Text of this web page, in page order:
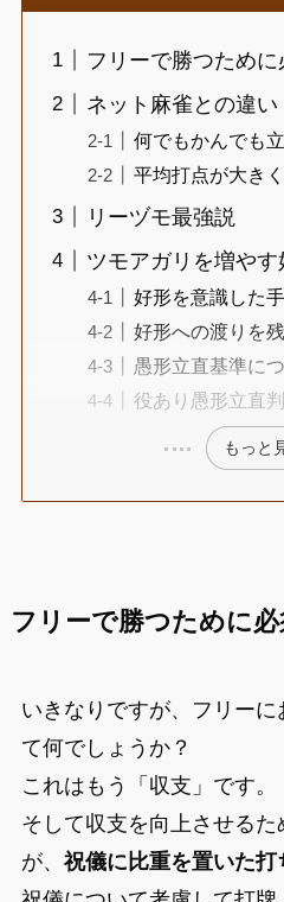
フリーで勝つために
ネット麻雀との違い
何でもかんでも
平均打点が大き
リーヅモ最強説
ツモアガリを増やす
好形を意識した
好形への渡りを
愚形立直基準に
役あり愚形立直
もっと
フリーで勝つために必
いきなりですが、フリー
て何でしょうか？
これはもう「収支」です。
そして収支を向上させる
が、 祝儀に比重を置いた打